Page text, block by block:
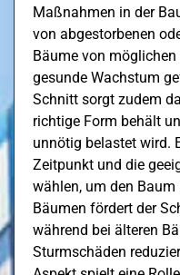
Maßnahmen in der
von abgestorbenen
Bäume von
gesunde Wachstum
Schnitt sorgt zudem
richtige Form behält
unnötig belastet wird.
Zeitpunkt und die
wählen, um den
Bäumen fördert der
während bei älteren
Sturmschäden